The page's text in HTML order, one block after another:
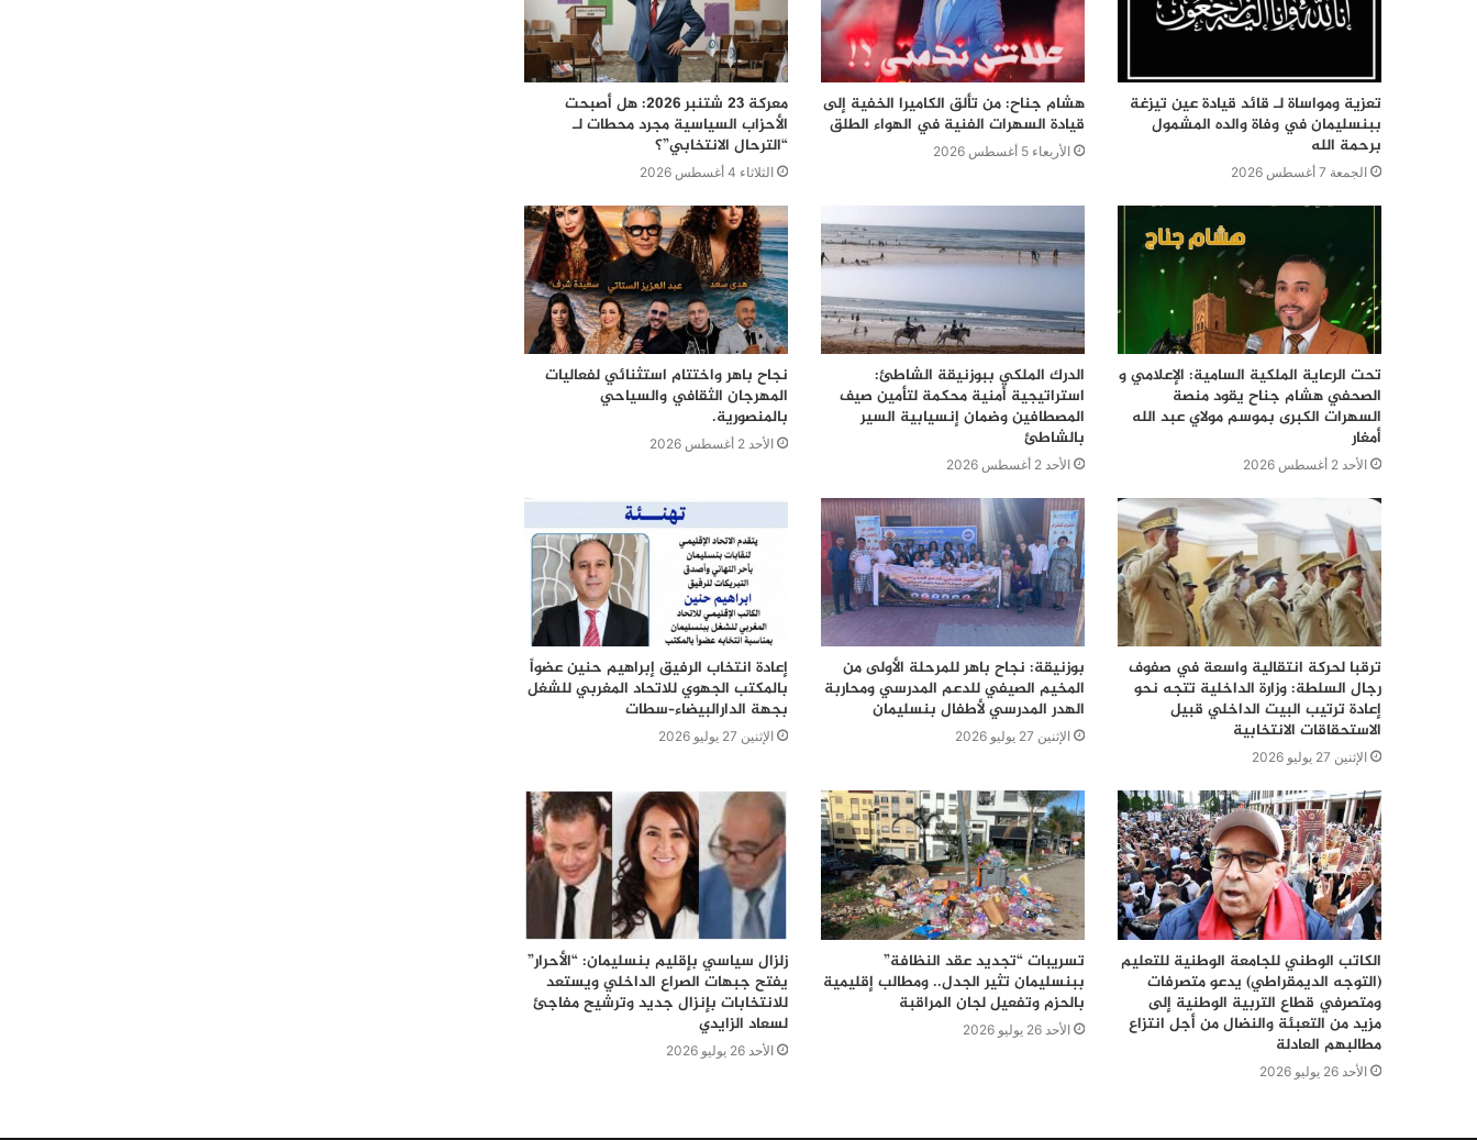
تعزية ومواساة لـ قائد قيادة عين تيزغة
ببنسليمان في وفاة والده المشمول
برحمة الله
الجمعة 7 أغسطس 2026
هشام جناح: من تألق الكاميرا الخفية إلى
قيادة السهرات الفنية في الهواء الطلق
الأربعاء 5 أغسطس 2026
معركة 23 شتنبر 2026: هل أصبحت
الأحزاب السياسية مجرد محطات لـ
“الترحال الانتخابي”؟
الثلاثاء 4 أغسطس 2026
تحت الرعاية الملكية السامية: الإعلامي و
الصحفي هشام جناح يقود منصة
السهرات الكبرى بموسم مولاي عبد الله
أمغار
الأحد 2 أغسطس 2026
الدرك الملكي ببوزنيقة الشاطئ:
استراتيجية أمنية محكمة لتأمين صيف
المصطافين وضمان إنسيابية السير
بالشاطئ
الأحد 2 أغسطس 2026
نجاح باهر واختتام استثنائي لفعاليات
المهرجان الثقافي والسياحي
بالمنصورية.
الأحد 2 أغسطس 2026
ترقبا لحركة انتقالية واسعة في صفوف
رجال السلطة: وزارة الداخلية تتجه نحو
إعادة ترتيب البيت الداخلي قبيل
الاستحقاقات الانتخابية
الإثنين 27 يوليو 2026
بوزنيقة: نجاح باهر للمرحلة الأولى من
المخيم الصيفي للدعم المدرسي ومحاربة
الهدر المدرسي لأطفال بنسليمان
الإثنين 27 يوليو 2026
إعادة انتخاب الرفيق إبراهيم حنين عضواً
بالمكتب الجهوي للاتحاد المغربي للشغل
بجهة الدارالبيضاء–سطات
الإثنين 27 يوليو 2026
الكاتب الوطني للجامعة الوطنية للتعليم
(التوجه الديمقراطي) يدعو متصرفات
ومتصرفي قطاع التربية الوطنية إلى
مزيد من التعبئة والنضال من أجل انتزاع
مطالبهم العادلة
الأحد 26 يوليو 2026
تسريبات “تجديد عقد النظافة”
ببنسليمان تثير الجدل.. ومطالب إقليمية
بالحزم وتفعيل لجان المراقبة
الأحد 26 يوليو 2026
زلزال سياسي بإقليم بنسليمان: “الأحرار”
يفتح جبهات الصراع الداخلي ويستعد
للانتخابات بإنزال جديد وترشيح مفاجئ
لسعاد الزايدي
الأحد 26 يوليو 2026